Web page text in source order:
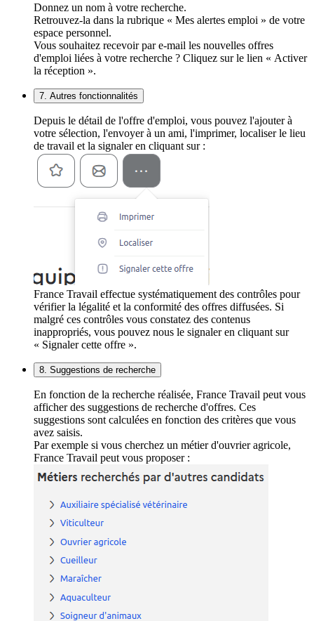
Donnez un nom à votre recherche.
Retrouvez-la dans la rubrique « Mes alertes emploi » de votre
espace personnel.
Vous souhaitez recevoir par e-mail les nouvelles offres
d'emploi liées à votre recherche ? Cliquez sur le lien « Activer
la réception ».
7. Autres fonctionnalités
Depuis le détail de l'offre d'emploi, vous pouvez l'ajouter à
votre sélection, l'envoyer à un ami, l'imprimer, localiser le lieu
de travail et la signaler en cliquant sur :
France Travail effectue systématiquement des contrôles pour
vérifier la légalité et la conformité des offres diffusées. Si
malgré ces contrôles vous constatez des contenus
inappropriés, vous pouvez nous le signaler en cliquant sur
« Signaler cette offre ».
8. Suggestions de recherche
En fonction de la recherche réalisée, France Travail peut vous
afficher des suggestions de recherche d'offres. Ces
suggestions sont calculées en fonction des critères que vous
avez saisis.
Par exemple si vous cherchez un métier d'ouvrier agricole,
France Travail peut vous proposer :